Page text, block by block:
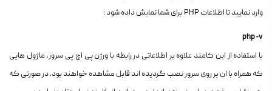
وارد نمایید تا اطلاعات PHP برای شما نمایش داده شود :
php -v
با استفاده از این کامند علاوه بر اطلاعاتی در رابطه با ورژن پی اچ پی سرور، ماژول هایی
که همراه با ان بر روی سرور نصب گردیده اند قابل مشاهده خواهند بود. در صورتی که